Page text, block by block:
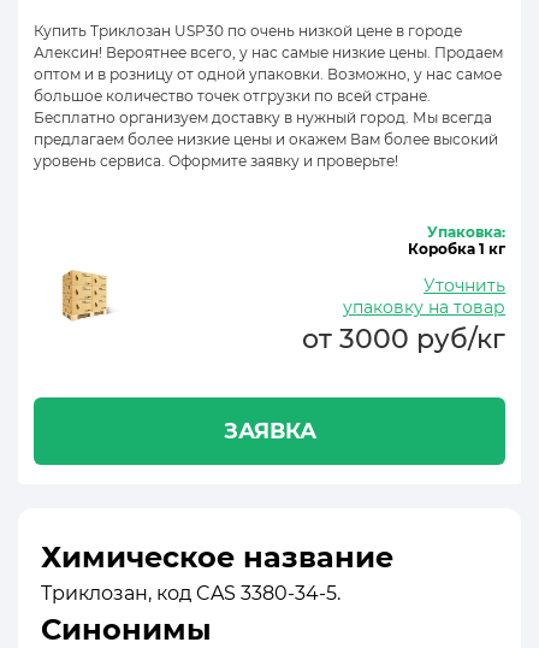
Купить Триклозан USP30 по очень низкой цене в городе
Алексин! Вероятнее всего, у нас самые низкие цены. Продаем
оптом и в розницу от одной упаковки. Возможно, у нас самое
большое количество точек отгрузки по всей стране.
Бесплатно организуем доставку в нужный город. Мы всегда
предлагаем более низкие цены и окажем Вам более высокий
уровень сервиса. Оформите заявку и проверьте!
Упаковка:
Коробка 1 кг
Уточнить
упаковку на товар
от 3000 руб/кг
ЗАЯВКА
Химическое название
Триклозан, код CAS 3380-34-5.
Синонимы